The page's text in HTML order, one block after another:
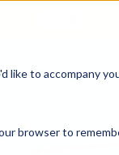
like to accompany
browser to